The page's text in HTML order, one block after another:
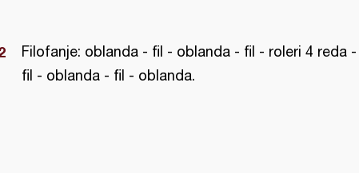
Filofanje: oblanda - fil - oblanda - fil - roleri 4 reda -
fil - oblanda - fil - oblanda.